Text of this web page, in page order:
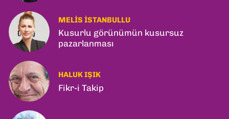
MELIS İSTANBULLU
Kusurlu görünümün kusursuz
pazarlanması
HALUK IŞIK
Fikr-i Takip